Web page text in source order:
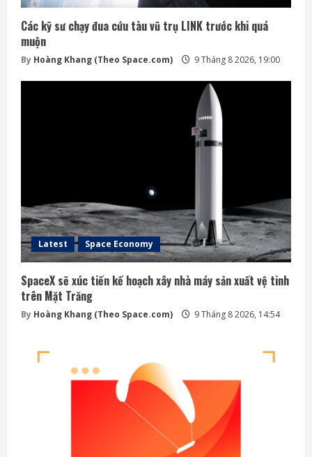
Các kỹ sư chạy đua cứu tàu vũ trụ LINK trước khi quá
muộn
By Hoàng Khang (Theo Space.com) 9 Tháng 8 2026, 19:00
Latest Space Economy
SpaceX sẽ xúc tiến kế hoạch xây nhà máy sản xuất vệ tinh
trên Mặt Trăng
By Hoàng Khang (Theo Space.com) 9 Tháng 8 2026, 14:54